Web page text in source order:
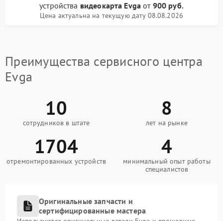
устройства видеокарта Evga от 900 руб.
Цена актуальна на текущую дату 08.08.2026
Преимущества сервисного центра
Evga
10
сотрудников в штате
8
лет на рынке
1704
отремонтированных устройств
4
минимальный опыт работы
специалистов
Оригинальные запчасти и
сертифицированные мастера